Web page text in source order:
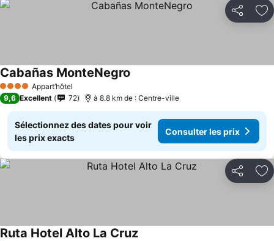
Partager
4 Étoiles Appart’hôtel
Cabañas MonteNegro
9,6 Excellent 72 à 8.8 km de : Centre-ville
Sélectionnez des dates pour voir
les prix exacts
Consulter les prix
Partager
Ruta Hotel Alto La Cruz